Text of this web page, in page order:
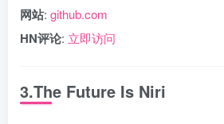
网站: github.com
HN评论: 立即访问
3.The Future Is Niri